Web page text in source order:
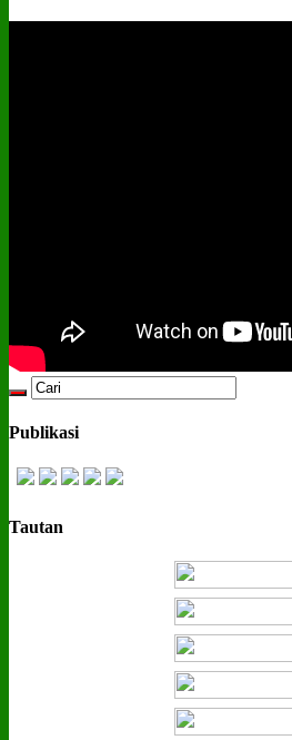
Publikasi
Tautan